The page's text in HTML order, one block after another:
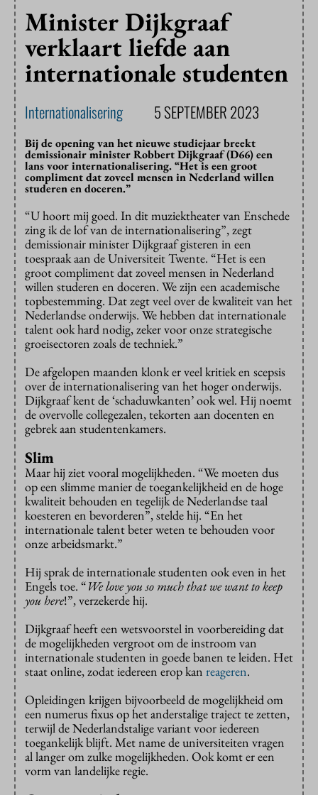
Minister Dijkgraaf
verklaart liefde aan
internationale studenten
Internationalisering 5 SEPTEMBER 2023
Bij de opening van het nieuwe studiejaar breekt
demissionair minister Robbert Dijkgraaf (D66) een
lans voor internationalisering. “Het is een groot
compliment dat zoveel mensen in Nederland willen
studeren en doceren.”
“U hoort mij goed. In dit muziektheater van Enschede
zing ik de lof van de internationalisering”, zegt
demissionair minister Dijkgraaf gisteren in een
toespraak aan de Universiteit Twente. “Het is een
groot compliment dat zoveel mensen in Nederland
willen studeren en doceren. We zijn een academische
topbestemming. Dat zegt veel over de kwaliteit van het
Nederlandse onderwijs. We hebben dat internationale
talent ook hard nodig, zeker voor onze strategische
groeisectoren zoals de techniek.”
De afgelopen maanden klonk er veel kritiek en scepsis
over de internationalisering van het hoger onderwijs.
Dijkgraaf kent de ‘schaduwkanten’ ook wel. Hij noemt
de overvolle collegezalen, tekorten aan docenten en
gebrek aan studentenkamers.
Slim
Maar hij ziet vooral mogelijkheden. “We moeten dus
op een slimme manier de toegankelijkheid en de hoge
kwaliteit behouden en tegelijk de Nederlandse taal
koesteren en bevorderen”, stelde hij. “En het
internationale talent beter weten te behouden voor
onze arbeidsmarkt.”
Hij sprak de internationale studenten ook even in het
Engels toe. “We love you so much that we want to keep
you here!”, verzekerde hij.
Dijkgraaf heeft een wetsvoorstel in voorbereiding dat
de mogelijkheden vergroot om de instroom van
internationale studenten in goede banen te leiden. Het
staat online, zodat iedereen erop kan reageren.
Opleidingen krijgen bijvoorbeeld de mogelijkheid om
een numerus fixus op het anderstalige traject te zetten,
terwijl de Nederlandstalige variant voor iedereen
toegankelijk blijft. Met name de universiteiten vragen
al langer om zulke mogelijkheden. Ook komt er een
vorm van landelijke regie.